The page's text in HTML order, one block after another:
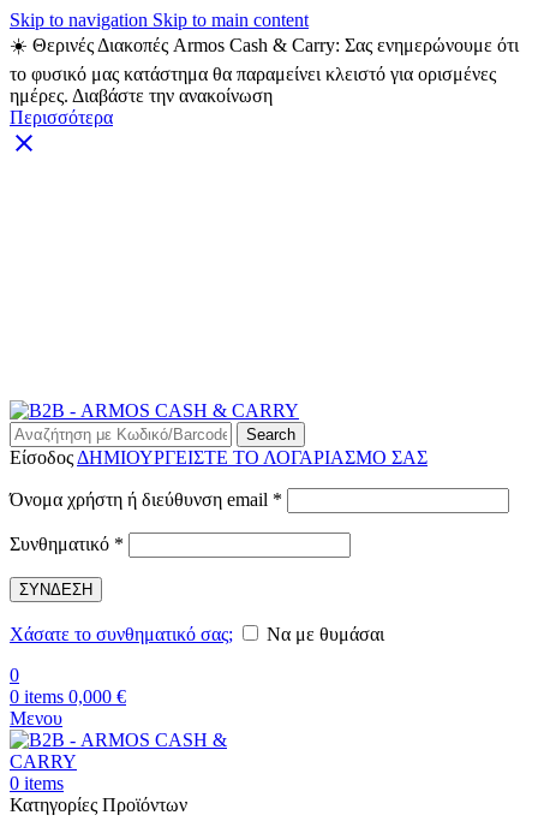
Skip to navigation Skip to main content
☀️ Θερινές Διακοπές Armos Cash & Carry: Σας ενημερώνουμε ότι
το φυσικό μας κατάστημα θα παραμείνει κλειστό για ορισμένες
ημέρες. Διαβάστε την ανακοίνωση
Περισσότερα
Search
Είσοδος ΔΗΜΙΟΥΡΓΕΙΣΤΕ ΤΟ ΛΟΓΑΡΙΑΣΜΟ ΣΑΣ
Όνομα χρήστη ή διεύθυνση email *
Συνθηματικό *
ΣΥΝΔΕΣΗ
Χάσατε το συνθηματικό σας;
Να με θυμάσαι
0
0 items 0,000 €
Μενου
0 items
Κατηγορίες Προϊόντων